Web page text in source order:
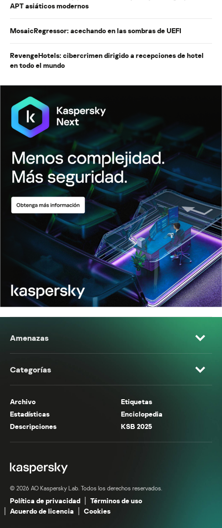
APT asiáticos modernos
MosaicRegressor: acechando en las sombras de UEFI
RevengeHotels: cibercrimen dirigido a recepciones de hotel
en todo el mundo
Amenazas
Categorías
Archivo
Etiquetas
Estadísticas
Enciclopedia
Descripciones
KSB 2025
© 2026 AO Kaspersky Lab. Todos los derechos reservados.
Política de privacidad
Términos de uso
Acuerdo de licencia
Cookies